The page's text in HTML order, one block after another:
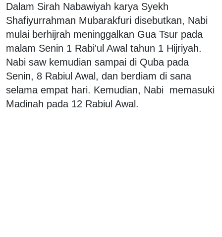
Dalam Sirah Nabawiyah karya Syekh
Shafiyurrahman Mubarakfuri disebutkan, Nabi
mulai berhijrah meninggalkan Gua Tsur pada
malam Senin 1 Rabi'ul Awal tahun 1 Hijriyah.
Nabi saw kemudian sampai di Quba pada
Senin, 8 Rabiul Awal, dan berdiam di sana
selama empat hari. Kemudian, Nabi memasuki
Madinah pada 12 Rabiul Awal.